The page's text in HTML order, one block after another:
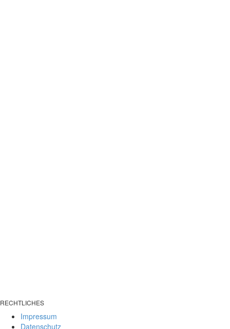
RECHTLICHES
Impressum
Datenschutz